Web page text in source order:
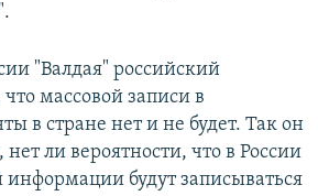
"Валдая" российский
массовой записи в
в стране нет и не будет. Так он
нет ли вероятности, что в России
информации будут записываться